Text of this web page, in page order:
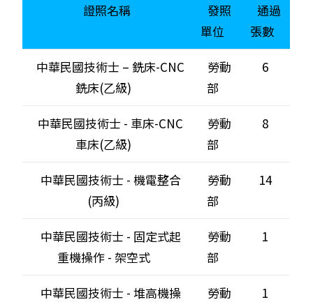
證照名稱
發照
單位
通過
張數
中華民國技術士 – 銑床-CNC
銑床(乙級)
勞動
部
6
中華民國技術士 - 車床-CNC
車床(乙級)
勞動
部
8
中華民國技術士 - 機電整合
(丙級)
勞動
部
14
中華民國技術士 - 固定式起
重機操作 - 架空式
勞動
部
1
中華民國技術士 - 堆高機操
勞動
1